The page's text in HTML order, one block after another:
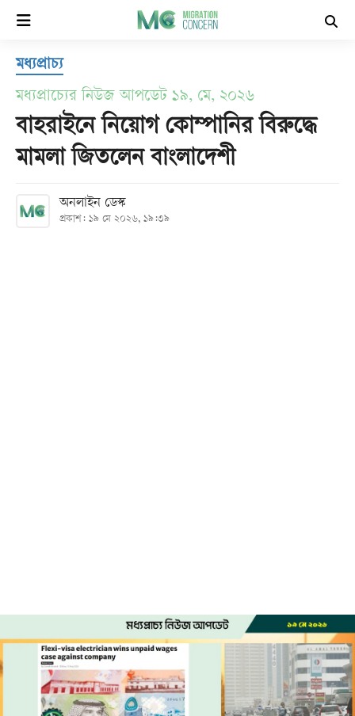
হোম
সর্বশেষ
সব
মধ্যপ্রাচ্য
মধ্যপ্রাচ্যের নিউজ আপডেট ১৯, মে, ২০২৬
বাহরাইনে নিয়োগ কোম্পানির বিরুদ্ধে
মামলা জিতলেন বাংলাদেশী
অনলাইন ডেস্ক
প্রকাশ: ১৯ মে ২০২৬, ১৯:৩৯